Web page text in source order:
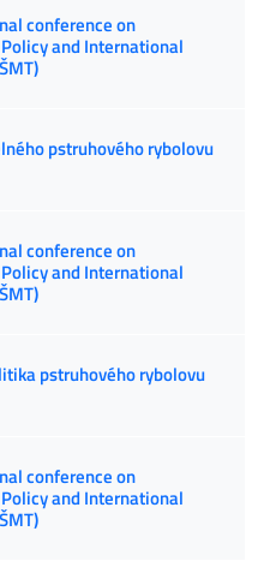
conference on
and International
pstruhového rybolovu
conference on
and International
pstruhového rybolovu
conference on
and International